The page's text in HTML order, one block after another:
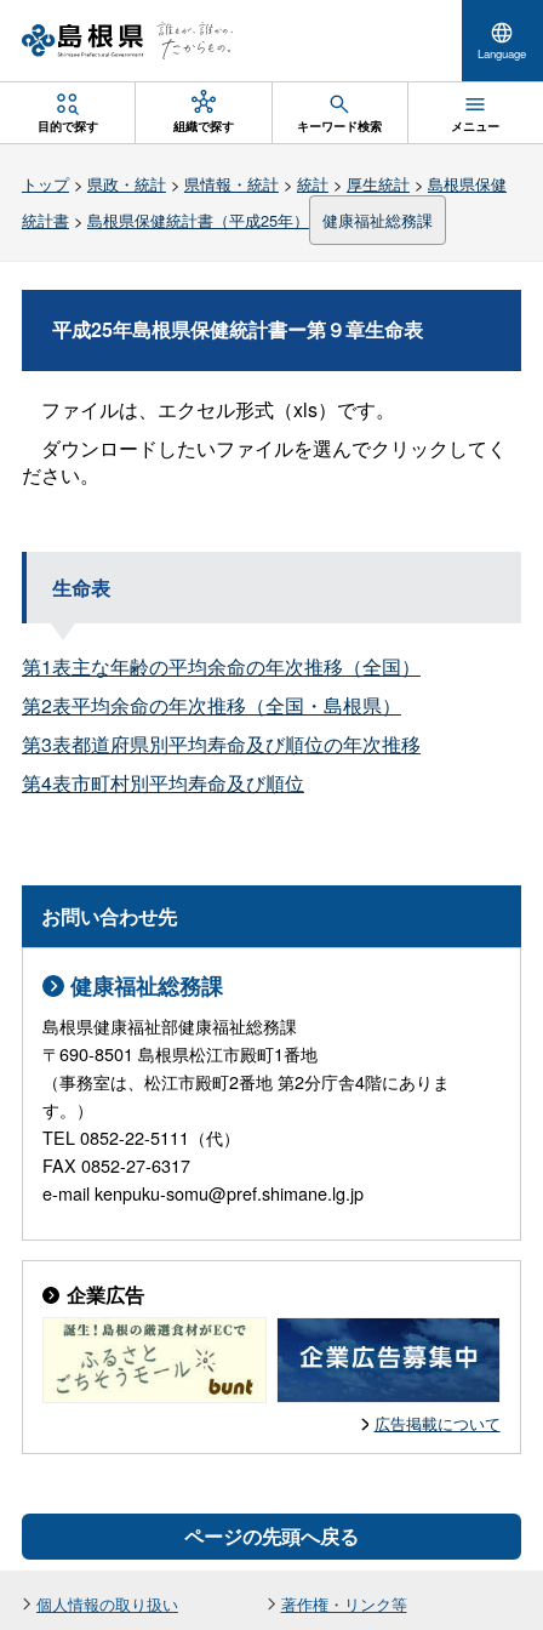
Language
目的で探す 組織で探す キーワード検索 メニュー
トップ> 県政・統計> 県情報・統計> 統計> 厚生統計> 島根県保健
統計書> 島根県保健統計書（平成25年） 健康福祉総務課
平成25年島根県保健統計書ー第９章生命表
ファイルは、エクセル形式（xls）です。
ダウンロードしたいファイルを選んでクリックしてく
ださい。
生命表
第1表主な年齢の平均余命の年次推移（全国）
第2表平均余命の年次推移（全国・島根県）
第3表都道府県別平均寿命及び順位の年次推移
第4表市町村別平均寿命及び順位
お問い合わせ先
健康福祉総務課
島根県健康福祉部健康福祉総務課
〒690-8501 島根県松江市殿町1番地
（事務室は、松江市殿町2番地 第2分庁舎4階にありま
す。）
TEL 0852-22-5111（代）
FAX 0852-27-6317
e-mail kenpuku-somu@pref.shimane.lg.jp
企業広告
広告掲載について
ページの先頭へ戻る
個人情報の取り扱い 著作権・リンク等